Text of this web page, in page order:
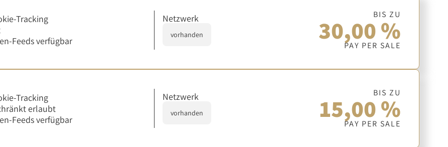
Tracking
Feeds verfügbar
Netzwerk
vorhanden
BIS ZU
30,00 %
PAY PER SALE
Tracking
erlaubt
Feeds verfügbar
Netzwerk
vorhanden
BIS ZU
15,00 %
PAY PER SALE